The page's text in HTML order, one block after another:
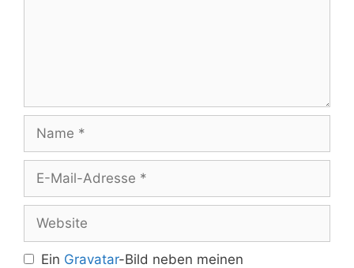
Mail-
Adresse
Ein Gravatar-Bild neben meinen